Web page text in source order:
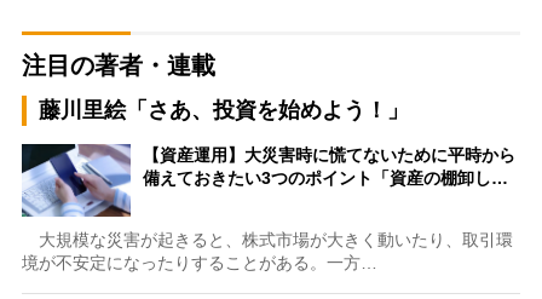
注目の著者・連載
藤川里絵「さあ、投資を始めよう！」
【資産運用】大災害時に慌てないために平時から
備えておきたい3つのポイント「資産の棚卸し…
大規模な災害が起きると、株式市場が大きく動いたり、取引環
境が不安定になったりすることがある。一方…